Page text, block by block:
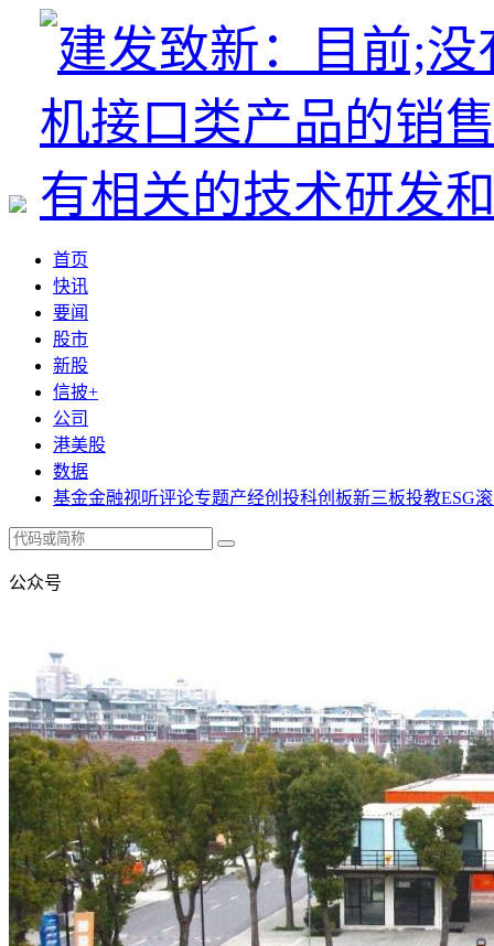
首页
快讯
要闻
股市
新股
信披+
公司
港美股
数据
基金金融视听评论专题产经创投科创板新三板投教ESG
公众号